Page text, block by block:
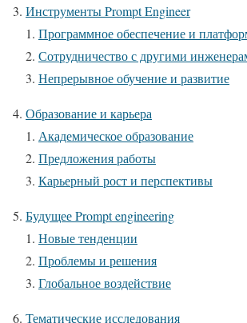
Инструменты Prompt Engineer
Программное обеспечение и
Сотрудничество с другими
Непрерывное обучение и развитие
Образование и карьера
Академическое образование
Предложения работы
Карьерный рост и перспективы
Будущее Prompt engineering
Новые тенденции
Проблемы и решения
Глобальное воздействие
Тематические исследования